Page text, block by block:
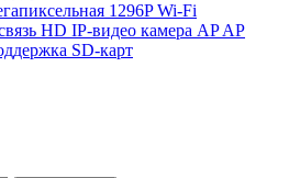
1296P Wi-Fi
HD IP-видео камера AP AP
SD-карт